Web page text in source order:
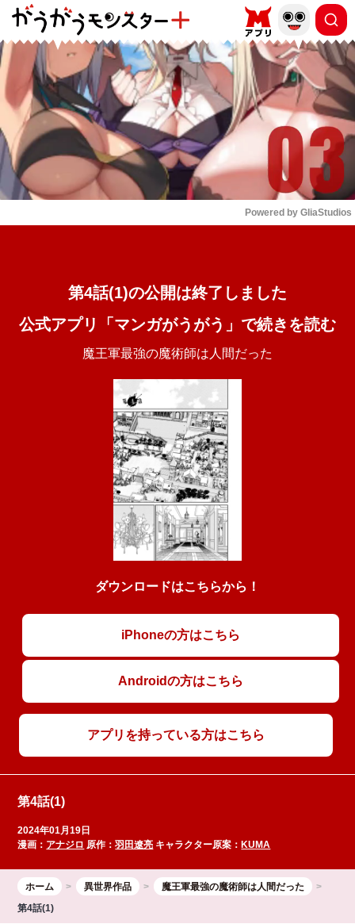
もっと読む
Powered by GliaStudios
第4話(1)の公開は終了しました
公式アプリ「マンガがうがう」で続きを読む
魔王軍最強の魔術師は人間だった
ダウンロードはこちらから！
iPhoneの方はこちら
Androidの方はこちら
アプリを持っている方はこちら
第4話(1)
2024年01月19日
漫画： アナジロ 原作：羽田遼亮 キャラクター原案： KUMA
ホーム 異世界作品
魔王軍最強の魔術師は人間だった
第4話(1)